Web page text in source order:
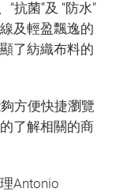
“抗菌”及 “防水”
及輕盈飄逸的
了紡織布料的
方便快捷瀏覽
了解相關的商
Antonio